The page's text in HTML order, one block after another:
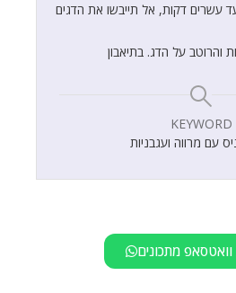
עשרים דקות, אל תייבשו את הדגים
והרוטב על הדג. בתיאבון
KEYWORD
עם מרווה ועגבניות
מתכונים